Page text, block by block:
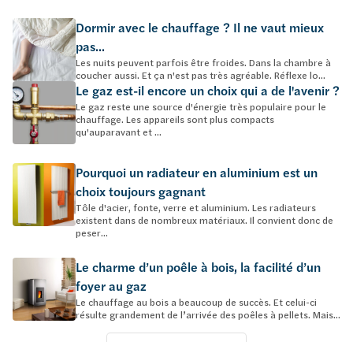
Dormir avec le chauffage ? Il ne vaut mieux
pas...
Les nuits peuvent parfois être froides. Dans la chambre à
coucher aussi. Et ça n'est pas très agréable. Réflexe lo...
Le gaz est-il encore un choix qui a de l'avenir ?
Le gaz reste une source d'énergie très populaire pour le
chauffage. Les appareils sont plus compacts
qu'auparavant et ...
Pourquoi un radiateur en aluminium est un
choix toujours gagnant
Tôle d'acier, fonte, verre et aluminium. Les radiateurs
existent dans de nombreux matériaux. Il convient donc de
peser...
Le charme d’un poêle à bois, la facilité d’un
foyer au gaz
Le chauffage au bois a beaucoup de succès. Et celui-ci
résulte grandement de l’arrivée des poêles à pellets. Mais...